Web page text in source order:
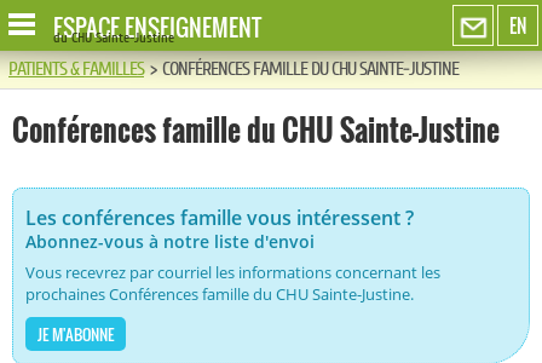
EN
ESPACE ENSEIGNEMENT
du CHU Sainte-Justine
PATIENTS & FAMILLES>CONFÉRENCES FAMILLE DU CHU SAINTE-JUSTINE
Conférences famille du CHU Sainte-Justine
Les conférences famille vous intéressent ?
Abonnez-vous à notre liste d'envoi
Vous recevrez par courriel les informations concernant les
prochaines Conférences famille du CHU Sainte-Justine.
JE M'ABONNE